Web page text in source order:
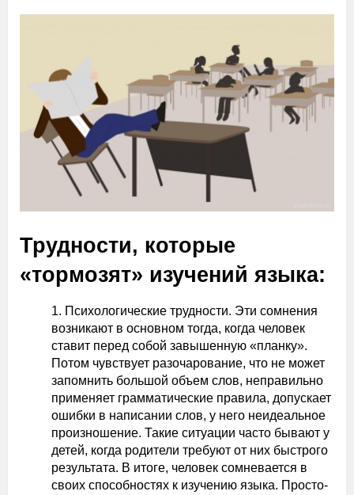
Трудности, которые
«тормозят» изучений языка:
Психологические трудности. Эти сомнения
возникают в основном тогда, когда человек
ставит перед собой завышенную «планку».
Потом чувствует разочарование, что не может
запомнить большой объем слов, неправильно
применяет грамматические правила, допускает
ошибки в написании слов, у него неидеальное
произношение. Такие ситуации часто бывают у
детей, когда родители требуют от них быстрого
результата. В итоге, человек сомневается в
своих способностях к изучению языка. Просто-